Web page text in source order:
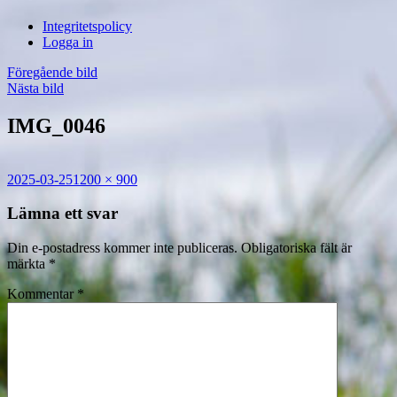
Sandasjön
Integritetspolicy
Logga in
Föregående bild
Nästa bild
IMG_0046
Postat
2025-03-25Full
1200 × 900
Lämna ett svar
Din e-postadress kommer inte publiceras. Obligatoriska fält är
märkta *
Kommentar*